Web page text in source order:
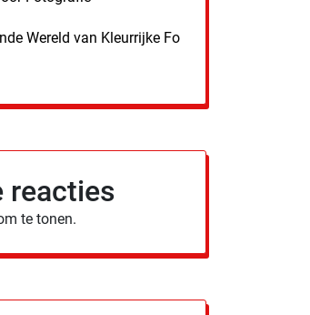
Wereld van Kleurrijke Fo
reacties
te tonen.